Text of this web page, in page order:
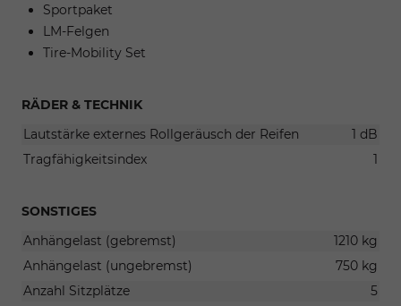
Sportpaket
LM-Felgen
Tire-Mobility Set
RÄDER & TECHNIK
Lautstärke externes Rollgeräusch der Reifen
1 dB
Tragfähigkeitsindex
1
SONSTIGES
Anhängelast (gebremst)
1210 kg
Anhängelast (ungebremst)
750 kg
Anzahl Sitzplätze
5